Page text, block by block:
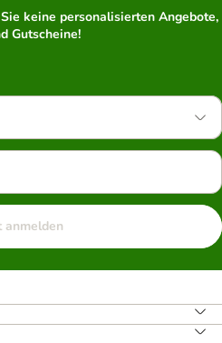
keine personalisierten Angebote,
Gutscheine!
anmelden